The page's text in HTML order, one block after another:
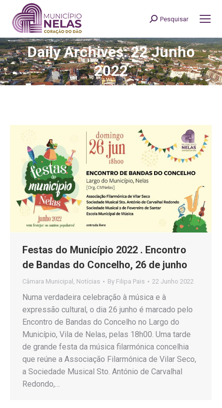
Search:
Pesquisar
Daily Archives: 22 Junho
2022
You are here:
Festas do Município 2022 . Encontro
de Bandas do Concelho, 26 de junho
Câmara Municipal Notícias By Filipa Pais 22 Junho 2022
Numa verdadeira celebração à música e à
expressão cultural, o dia 26 junho é marcado pelo
Encontro de Bandas do Concelho no Largo do
Município, Vila de Nelas, pelas 18h00. Uma tarde
de grande festa da música filarmónica concelhia
que reúne a Associação Filarmónica de Vilar Seco,
a Sociedade Musical Sto. António de Carvalhal
Redondo,…